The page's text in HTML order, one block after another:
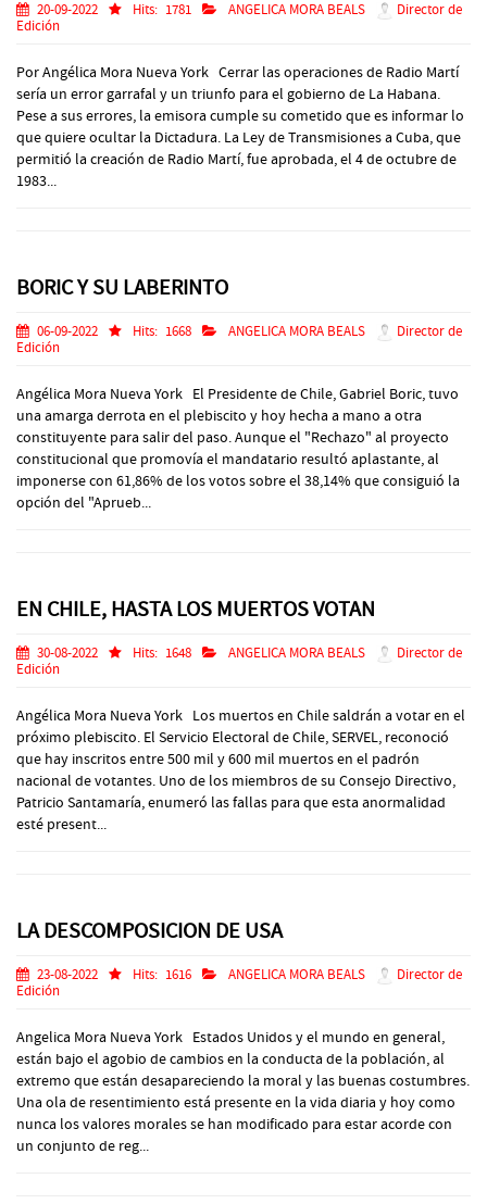
20-09-2022 Hits: 1781 ANGELICA MORA BEALS
Director de
Edición
Por Angélica Mora Nueva York Cerrar las operaciones de Radio Martí
sería un error garrafal y un triunfo para el gobierno de La Habana.
Pese a sus errores, la emisora cumple su cometido que es informar lo
que quiere ocultar la Dictadura. La Ley de Transmisiones a Cuba, que
permitió la creación de Radio Martí, fue aprobada, el 4 de octubre de
1983...
BORIC Y SU LABERINTO
06-09-2022 Hits: 1668 ANGELICA MORA BEALS
Director de
Edición
Angélica Mora Nueva York El Presidente de Chile, Gabriel Boric, tuvo
una amarga derrota en el plebiscito y hoy hecha a mano a otra
constituyente para salir del paso. Aunque el "Rechazo" al proyecto
constitucional que promovía el mandatario resultó aplastante, al
imponerse con 61,86% de los votos sobre el 38,14% que consiguió la
opción del "Aprueb...
EN CHILE, HASTA LOS MUERTOS VOTAN
30-08-2022 Hits: 1648 ANGELICA MORA BEALS
Director de
Edición
Angélica Mora Nueva York Los muertos en Chile saldrán a votar en el
próximo plebiscito. El Servicio Electoral de Chile, SERVEL, reconoció
que hay inscritos entre 500 mil y 600 mil muertos en el padrón
nacional de votantes. Uno de los miembros de su Consejo Directivo,
Patricio Santamaría, enumeró las fallas para que esta anormalidad
esté present...
LA DESCOMPOSICION DE USA
23-08-2022 Hits: 1616 ANGELICA MORA BEALS
Director de
Edición
Angelica Mora Nueva York Estados Unidos y el mundo en general,
están bajo el agobio de cambios en la conducta de la población, al
extremo que están desapareciendo la moral y las buenas costumbres.
Una ola de resentimiento está presente en la vida diaria y hoy como
nunca los valores morales se han modificado para estar acorde con
un conjunto de reg...